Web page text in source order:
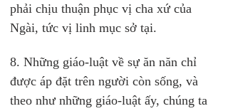
phải chịu thuận phục vị cha xứ của
Ngài, tức vị linh mục sở tại.
8. Những giáo-luật về sự ăn năn chỉ
được áp đặt trên người còn sống, và
theo như những giáo-luật ấy, chúng ta